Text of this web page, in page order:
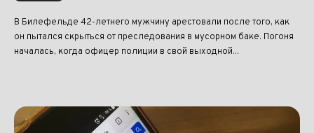
В Билефельде 42-летнего мужчину арестовали после того, как
он пытался скрыться от преследования в мусорном баке. Погоня
началась, когда офицер полиции в свой выходной...